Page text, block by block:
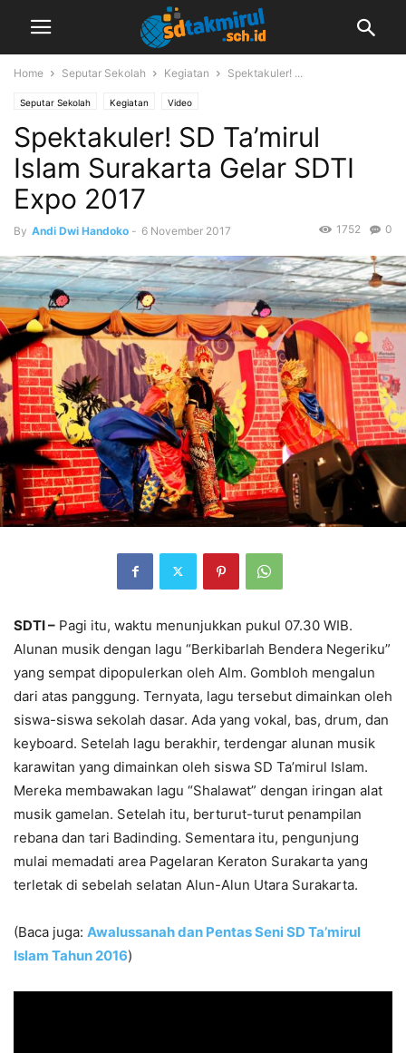
Home Seputar Sekolah Kegiatan Spektakuler! ...
Seputar Sekolah Kegiatan Video
Spektakuler! SD Ta’mirul
Islam Surakarta Gelar SDTI
Expo 2017
By Andi Dwi Handoko - 6 November 2017 0
1752
SDTI – Pagi itu, waktu menunjukkan pukul 07.30 WIB.
Alunan musik dengan lagu “Berkibarlah Bendera Negeriku”
yang sempat dipopulerkan oleh Alm. Gombloh mengalun
dari atas panggung. Ternyata, lagu tersebut dimainkan oleh
siswa-siswa sekolah dasar. Ada yang vokal, bas, drum, dan
keyboard. Setelah lagu berakhir, terdengar alunan musik
karawitan yang dimainkan oleh siswa SD Ta’mirul Islam.
Mereka membawakan lagu “Shalawat” dengan iringan alat
musik gamelan. Setelah itu, berturut-turut penampilan
rebana dan tari Badinding. Sementara itu, pengunjung
mulai memadati area Pagelaran Keraton Surakarta yang
terletak di sebelah selatan Alun-Alun Utara Surakarta.
(Baca juga: Awalussanah dan Pentas Seni SD Ta’mirul
Islam Tahun 2016)